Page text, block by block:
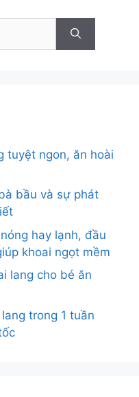
tuyệt ngon, ăn hoài
bầu và sự phát
hay lạnh, đầu
khoai ngọt mềm
lang cho bé ăn
trong 1 tuần